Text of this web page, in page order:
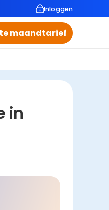
Inloggen
maandtarief
in